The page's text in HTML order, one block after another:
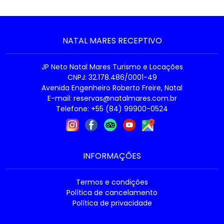
NATAL MARES RECEPTIVO
JP Neto Natal Mares Turismo e Locações
CNPJ: 32.178.486/0001-49
Avenida Engenheiro Roberto Freire, Natal
E-mail: reservas@natalmares.com.br
Telefone: +55 (84) 99900-0524
INFORMAÇÕES
Termos e condições
Política de cancelamento
Política de privacidade